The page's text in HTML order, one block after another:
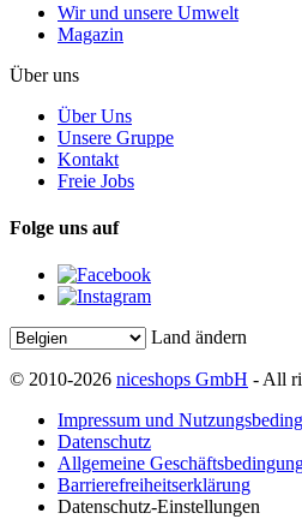
Wir und unsere Umwelt
Magazin
Über uns
Über Uns
Unsere Gruppe
Kontakt
Freie Jobs
Folge uns auf
Land ändern
© 2010-2026 niceshops GmbH - All
Impressum und
Datenschutz
Allgemeine
Barrierefreiheitserklärung
Datenschutz-Einstellungen